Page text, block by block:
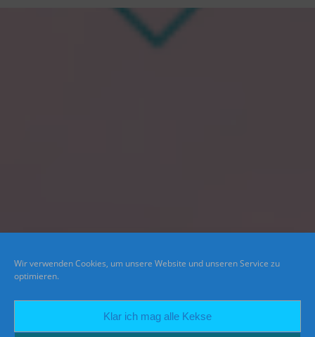
Wir verwenden Cookies, um unsere Website und unseren Service zu
optimieren.
Klar ich mag alle Kekse